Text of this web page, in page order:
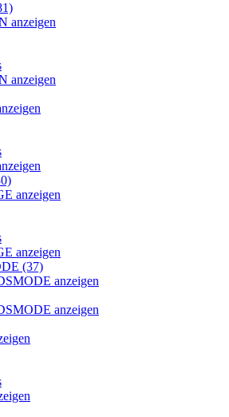
anzeigen
anzeigen
anzeigen
anzeigen
(37)
anzeigen
anzeigen